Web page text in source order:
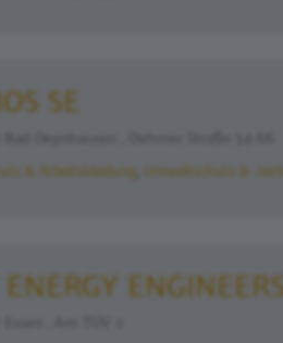
SE
& Arbeitskleidung Umweltschutz & -